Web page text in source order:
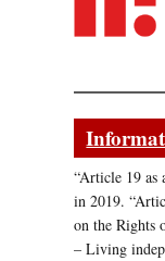
“Article 19 as
in 2019.
on the Rights
– Living